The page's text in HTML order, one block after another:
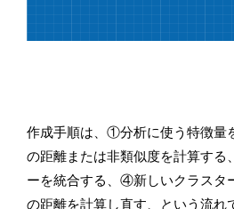
作成手順は、①分析に使う特徴量
の距離または非類似度を計算す
ーを統合する、④新しいクラスタ
の距離を計算し直す、という流